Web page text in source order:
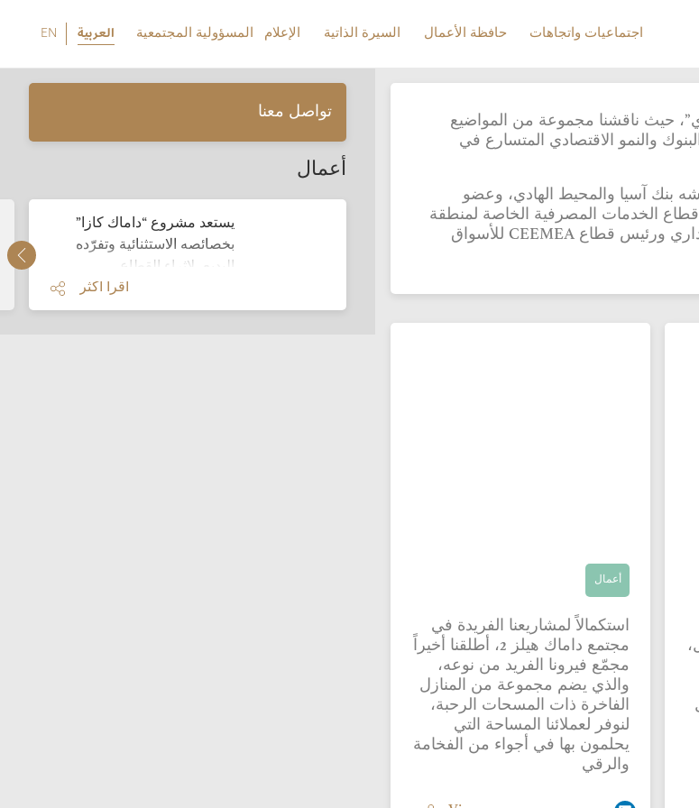
اجتماعيات واتجاهات
اجتماعيات واتجاهات
حافظة الأعمال
حافظة الأعمال
السيرة الذاتية
السيرة الذاتية
الإعلام
الإعلام
المسؤولية المجتمعية
المسؤولية المجتمعية
العربية EN
EN
حيث ناقشنا مجموعة من المواضيع
والنمو الاقتصادي المتسارع في
بنك آسيا والمحيط الهادي، وعضو
الخدمات المصرفية الخاصة لمنطقة
الشرق الأوسط وأفريقيا لدى دويتشه بنك، وعبد السلام علاوي، المدير الإداري ورئيس قطاع CEEMEA للأسواق
أعمال
استكمالاً لمشاريعنا الفريدة في
مجتمع داماك هيلز 2، أطلقنا أخيراً
مجمّع فيرونا الفريد من نوعه،
والذي يضم مجموعة من المنازل
الفاخرة ذات المسحات الرحبة،
لنوفر لعملائنا المساحة التي
يحلمون بها في أجواء من الفخامة
والرقي
تواصل معنا
أعمال
يستعد مشروع “داماك كازا”
بخصائصه الاستثنائية وتفرّده
البديع، لإثراء القطاع…
اقرأ أكثر
اقرأ أكثر